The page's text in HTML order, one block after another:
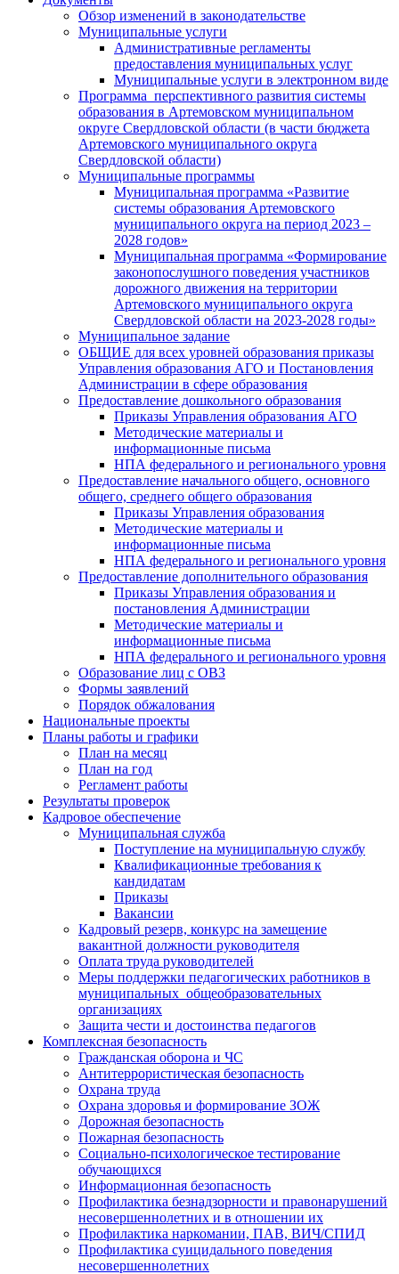
Обзор изменений в законодательстве
Муниципальные услуги
Административные регламенты
предоставления муниципальных услуг
Муниципальные услуги в электронном виде
Программа перспективного развития системы
образования в Артемовском муниципальном
округе Свердловской области (в части бюджета
Артемовского муниципального округа
Свердловской области)
Муниципальные программы
Муниципальная программа «Развитие
системы образования Артемовского
муниципального округа на период 2023 –
2028 годов»
Муниципальная программа «Формирование
законопослушного поведения участников
дорожного движения на территории
Артемовского муниципального округа
Свердловской области на 2023-2028 годы»
Муниципальное задание
ОБЩИЕ для всех уровней образования приказы
Управления образования АГО и Постановления
Администрации в сфере образования
Предоставление дошкольного образования
Приказы Управления образования АГО
Методические материалы и
информационные письма
НПА федерального и регионального уровня
Предоставление начального общего, основного
общего, среднего общего образования
Приказы Управления образования
Методические материалы и
информационные письма
НПА федерального и регионального уровня
Предоставление дополнительного образования
Приказы Управления образования и
постановления Администрации
Методические материалы и
информационные письма
НПА федерального и регионального уровня
Образование лиц с ОВЗ
Формы заявлений
Порядок обжалования
Национальные проекты
Планы работы и графики
План на месяц
План на год
Регламент работы
Результаты проверок
Кадровое обеспечение
Муниципальная служба
Поступление на муниципальную службу
Квалификационные требования к
кандидатам
Приказы
Вакансии
Кадровый резерв, конкурс на замещение
вакантной должности руководителя
Оплата труда руководителей
Меры поддержки педагогических работников в
муниципальных общеобразовательных
организациях
Защита чести и достоинства педагогов
Комплексная безопасность
Гражданская оборона и ЧС
Антитеррористическая безопасность
Охрана труда
Охрана здоровья и формирование ЗОЖ
Дорожная безопасность
Пожарная безопасность
Социально-психологическое тестирование
обучающихся
Информационная безопасность
Профилактика безнадзорности и правонарушений
несовершеннолетних и в отношении их
Профилактика наркомании, ПАВ, ВИЧ/СПИД
Профилактика суицидального поведения
несовершеннолетних